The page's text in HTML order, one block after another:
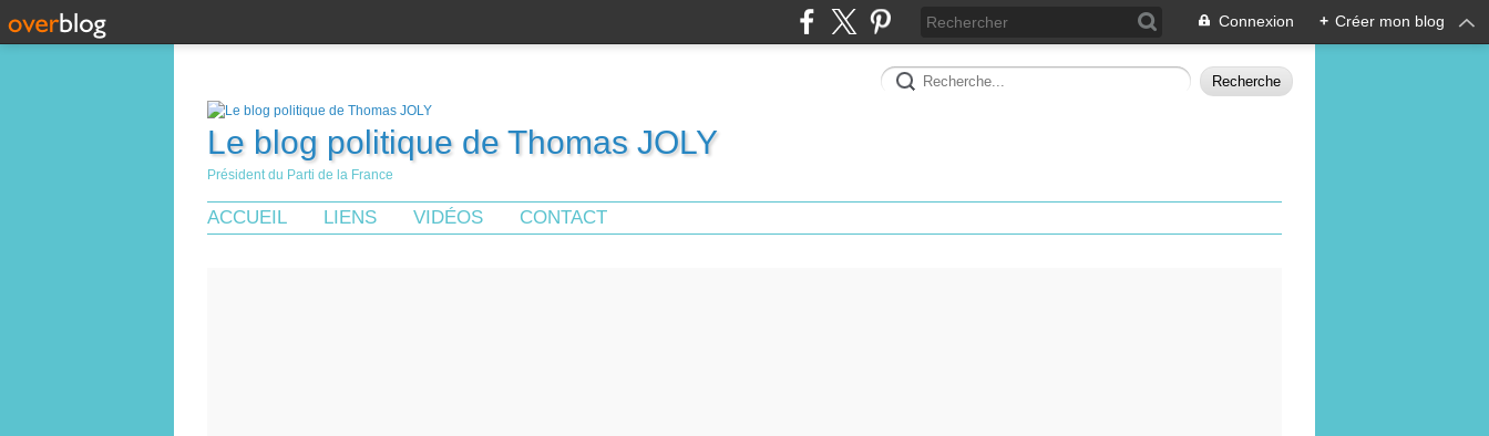
Connexion + Créer mon blog
Le blog politique de Thomas JOLY
Président du Parti de la France
ACCUEIL LIENS VIDÉOS CONTACT